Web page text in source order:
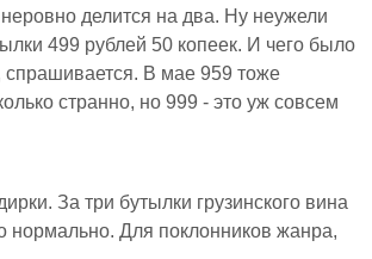
делится на два. Ну неужели
499 рублей 50 копеек. И чего было
спрашивается. В мае 959 тоже
странно, но 999 - это уж совсем
За три бутылки грузинского вина
нормально. Для поклонников жанра,